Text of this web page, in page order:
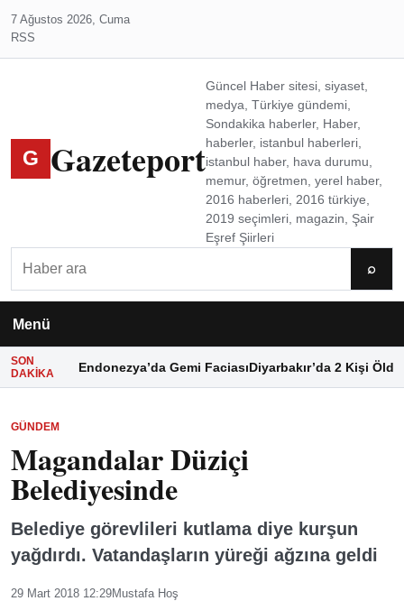
7 Ağustos 2026, Cuma
RSS
G Gazeteport
Güncel Haber sitesi, siyaset,
medya, Türkiye gündemi,
Sondakika haberler, Haber,
haberler, istanbul haberleri,
istanbul haber, hava durumu,
memur, öğretmen, yerel haber,
2016 haberleri, 2016 türkiye,
2019 seçimleri, magazin, Şair
Eşref Şiirleri
⌕
Menü
SON
DAKIKA
Endonezya’da Gemi FaciasıDiyarbakır’da 2 Kişi Öldü
GÜNDEM
Magandalar Düziçi
Belediyesinde
Belediye görevlileri kutlama diye kurşun
yağdırdı. Vatandaşların yüreği ağzına geldi
29 Mart 2018 12:29Mustafa Hoş